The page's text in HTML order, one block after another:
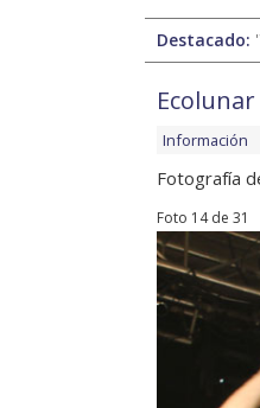
Destacado:
Ecolunar
Información
Fotografía
Foto 14 de 31